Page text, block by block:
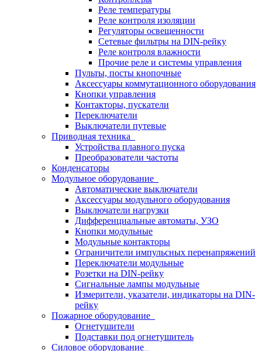
Реле температуры
Реле контроля изоляции
Регуляторы освещенности
Сетевые фильтры на DIN-рейку
Реле контроля влажности
Прочие реле и системы управления
Пульты, посты кнопочные
Аксессуары коммутационного оборудования
Кнопки управления
Контакторы, пускатели
Переключатели
Выключатели путевые
Приводная техника
Устройства плавного пуска
Преобразователи частоты
Конденсаторы
Модульное оборудование
Автоматические выключатели
Аксессуары модульного оборудования
Выключатели нагрузки
Дифференциальные автоматы, УЗО
Кнопки модульные
Модульные контакторы
Ограничители импульсных перенапряжений
Переключатели модульные
Розетки на DIN-рейку
Сигнальные лампы модульные
Измерители, указатели, индикаторы на DIN-
рейку
Пожарное оборудование
Огнетушители
Подставки под огнетушитель
Силовое оборудование